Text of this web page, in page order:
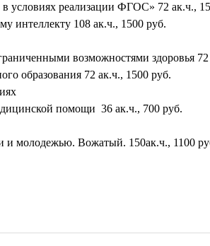
условиях реализации ФГОС» 72 ак.ч.,
интеллекту 108 ак.ч., 1500 руб.
возможностями здоровья
образования 72 ак.ч., 1500 руб.
помощи 36 ак.ч., 700 руб.
и молодежью. Вожатый. 150ак.ч., 1100